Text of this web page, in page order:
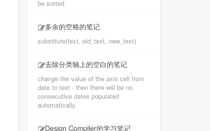
be sorted.
多余的空格的笔记
substitute(text, old_text, new_text)
去除分类轴上的空白的笔记
change the value of the axis cell from
date to text - then there will be no
consecutive dates populated
automatically.
Design Compiler的学习笔记